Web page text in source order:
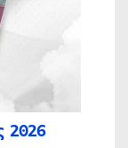
2026